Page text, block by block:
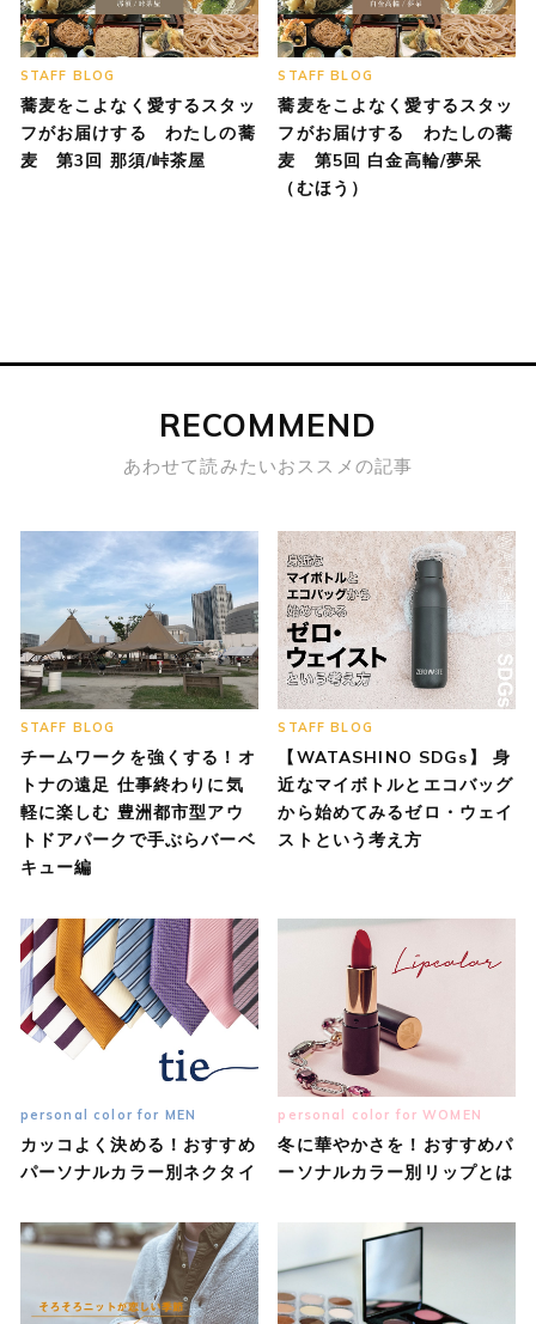
STAFF BLOG
蕎麦をこよなく愛するスタッ
フがお届けする わたしの蕎
麦 第3回 那須/峠茶屋
STAFF BLOG
蕎麦をこよなく愛するスタッ
フがお届けする わたしの蕎
麦 第5回 白金高輪/夢呆
（むほう）
RECOMMEND
あわせて読みたいおススメの記事
STAFF BLOG
チームワークを強くする！オ
トナの遠足 仕事終わりに気
軽に楽しむ 豊洲都市型アウ
トドアパークで手ぶらバーベ
キュー編
STAFF BLOG
【WATASHINO SDGs】 身
近なマイボトルとエコバッグ
から始めてみるゼロ・ウェイ
ストという考え方
personal color for MEN
カッコよく決める！おすすめ
パーソナルカラー別ネクタイ
personal color for WOMEN
冬に華やかさを！おすすめパ
ーソナルカラー別リップとは